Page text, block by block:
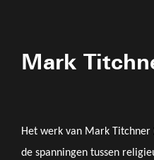
Mark
Het werk van Mark Titchner
de spanningen tussen